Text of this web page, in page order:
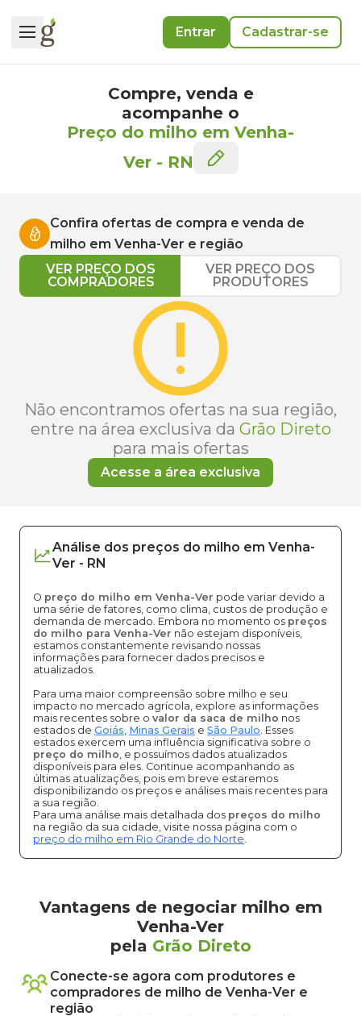
Entrar Cadastrar-se
Compre, venda e
acompanhe o
Preço do milho em Venha-
Ver - RN
Confira ofertas de compra e venda de
milho em Venha-Ver e região
VER PREÇO DOS
COMPRADORES
VER PREÇO DOS
PRODUTORES
Não encontramos ofertas na sua região,
entre na área exclusiva da Grão Direto
para mais ofertas
Acesse a área exclusiva
Análise dos preços do milho em Venha-
Ver - RN
O preço do milho em Venha-Ver pode variar devido a
uma série de fatores, como clima, custos de produção e
demanda de mercado. Embora no momento os preços
do milho para Venha-Ver não estejam disponíveis,
estamos constantemente revisando nossas
informações para fornecer dados precisos e
atualizados.
Para uma maior compreensão sobre milho e seu
impacto no mercado agrícola, explore as informações
mais recentes sobre o valor da saca de milho nos
estados de Goiás, Minas Gerais e São Paulo. Esses
estados exercem uma influência significativa sobre o
preço do milho, e possuímos dados atualizados
disponíveis para eles. Continue acompanhando as
últimas atualizações, pois em breve estaremos
disponibilizando os preços e análises mais recentes para
a sua região.
Para uma análise mais detalhada dos preços do milho
na região da sua cidade, visite nossa página com o
preço do milho em Rio Grande do Norte.
Vantagens de negociar milho em
Venha-Ver
pela Grão Direto
Conecte-se agora com produtores e
compradores de milho de Venha-Ver e
região